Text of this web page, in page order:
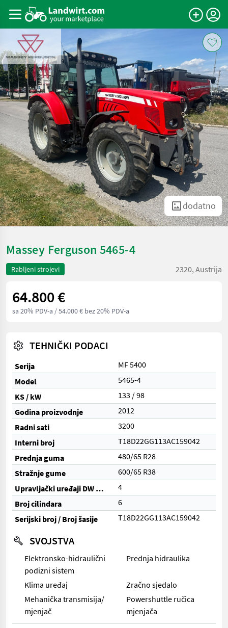
dodatno
Massey Ferguson 5465-4
Rabljeni strojevi 2320, Austrija
64.800 €
sa 20% PDV-a / 54.000 € bez 20% PDV-a
TEHNIČKI PODACI
Serija
MF 5400
Model
5465-4
KS / kW
133 / 98
Godina proizvodnje
2012
Radni sati
3200
Interni broj
T18D22GG113AC159042
Prednja guma
480/65 R28
Stražnje gume
600/65 R38
Upravljački uređaji DW (ukupno)
4
Broj cilindara
6
Serijski broj / Broj šasije
T18D22GG113AC159042
SVOJSTVA
Elektronsko-hidraulični
podizni sistem
Prednja hidraulika
Klima uređaj
Zračno sjedalo
Mehanička transmisija/
mjenjač
Powershuttle ručica
mjenjača